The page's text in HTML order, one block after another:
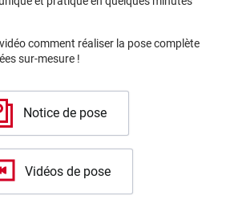
comment réaliser la pose complète
sur-mesure !
Notice de pose
Vidéos de pose